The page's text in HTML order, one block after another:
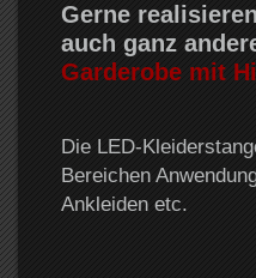
Gerne
auch ganz
Garderobe mit
Die LED-
Bereichen
Ankleiden etc.